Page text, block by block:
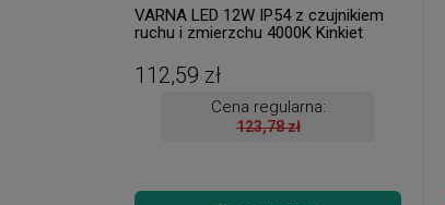
VARNA LED 12W IP54 z czujnikiem
ruchu i zmierzchu 4000K Kinkiet
Wysyłka 24 h. )
112,59 zł
Cena regularna:
123,78 zł